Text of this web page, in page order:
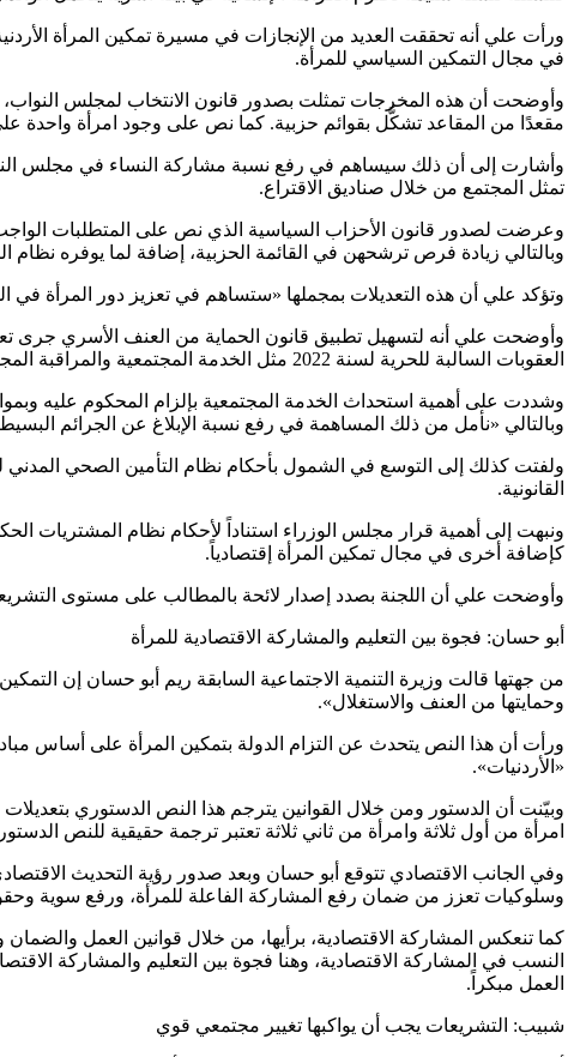
ورأت علي أنه تحققت العديد من الإنجازات في مسيرة تمكين المرأة
في مجال التمكين السياسي للمرأة.
مقعدًا من المقاعد تشكَّل بقوائم حزبية. كما نص على وجود امرأة واحدة
تمثل المجتمع من خلال صناديق الاقتراع.
وبالتالي زيادة فرص ترشحهن في القائمة الحزبية، إضافة لما يوفره
وتؤكد علي أن هذه التعديلات بمجملها «ستساهم في تعزيز دور المرأة في
العقوبات السالبة للحرية لسنة 2022 مثل الخدمة المجتمعية والمراقبة المجتمعية، والمراقبة الإلكترونية وحظر ارتياد المحكوم عليه أماكن محددة، من خلال السوار الإلكتروني كبديل للتوقيف القضائي.
وشددت على أهمية استحداث الخدمة المجتمعية بإلزام المحكوم عليه
وبالتالي «نأمل من ذلك المساهمة في رفع نسبة الإبلاغ عن الجرائم
ولفتت كذلك إلى التوسع في الشمول بأحكام نظام التأمين الصحي المدني
القانونية.
كإضافة أخرى في مجال تمكين المرأة إقتصادياً.
وأوضحت علي أن اللجنة بصدد إصدار لائحة بالمطالب على مستوى
أبو حسان: فجوة بين التعليم والمشاركة الاقتصادية للمرأة
وحمايتها من العنف والاستغلال».
ورأت أن هذا النص يتحدث عن التزام الدولة بتمكين المرأة على أساس
«الأردنيات».
امرأة من أول ثلاثة وامرأة من ثاني ثلاثة تعتبر ترجمة حقيقية للنص
وفي الجانب الاقتصادي تتوقع أبو حسان وبعد صدور رؤية التحديث
وسلوكيات تعزز من ضمان رفع المشاركة الفاعلة للمرأة، ورفع سوية
كما تنعكس المشاركة الاقتصادية، برأيها، من خلال قوانين العمل
النسب في المشاركة الاقتصادية، وهنا فجوة بين التعليم والمشاركة
العمل مبكراً.
شبيب: التشريعات يجب أن يواكبها تغيير مجتمعي قوي